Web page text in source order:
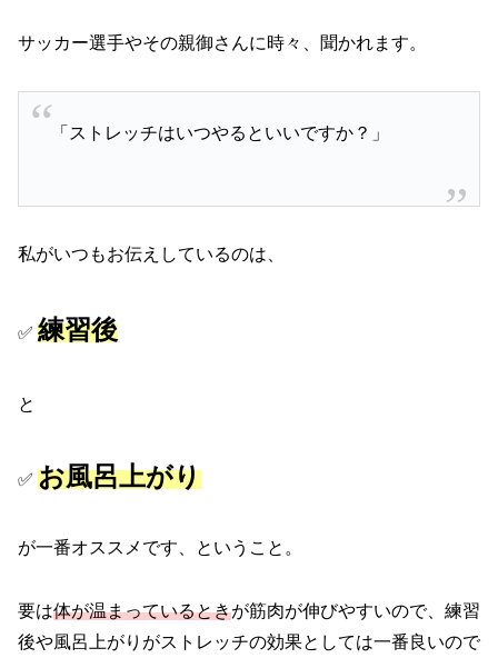
サッカー選手やその親御さんに時々、聞かれます。
「ストレッチはいつやるといいですか？」
私がいつもお伝えしているのは、
✅ 練習後
と
✅ お風呂上がり
が一番オススメです、ということ。
要は体が温まっているときが筋肉が伸びやすいので、練習
後や風呂上がりがストレッチの効果としては一番良いので